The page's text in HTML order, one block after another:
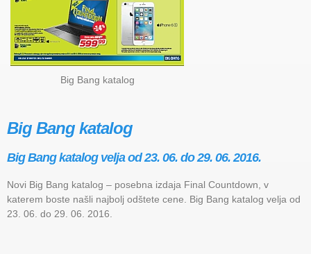
Big Bang katalog
Big Bang katalog
Big Bang katalog velja od 23. 06. do 29. 06. 2016.
Novi Big Bang katalog – posebna izdaja Final Countdown, v
katerem boste našli najbolj odštete cene. Big Bang katalog velja od
23. 06. do 29. 06. 2016.